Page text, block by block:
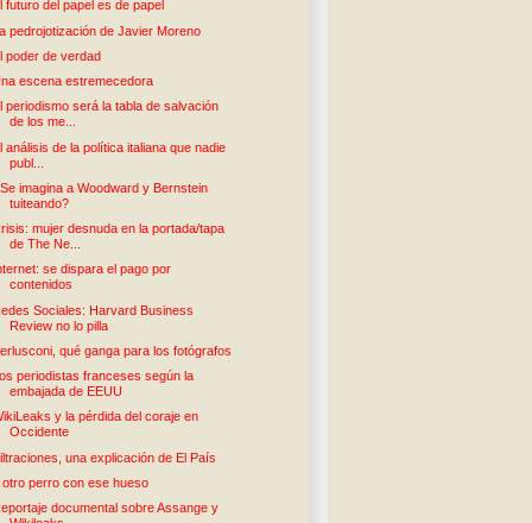
futuro del papel es de papel
pedrojotización de Javier Moreno
poder de verdad
escena estremecedora
periodismo será la tabla de salvación
de los me...
análisis de la política italiana que nadie
publ...
imagina a Woodward y Bernstein
tuiteando?
mujer desnuda en la portada/tapa
de The Ne...
se dispara el pago por
contenidos
Sociales: Harvard Business
Review no lo pilla
qué ganga para los fotógrafos
periodistas franceses según la
embajada de EEUU
y la pérdida del coraje en
Occidente
una explicación de El País
otro perro con ese hueso
documental sobre Assange y